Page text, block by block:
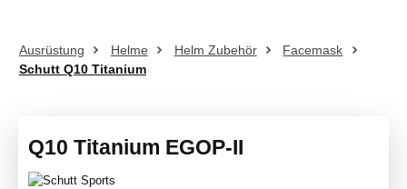
Ausrüstung Helme Helm Zubehör
Facemask
Schutt Q10 Titanium
Q10 Titanium EGOP-II